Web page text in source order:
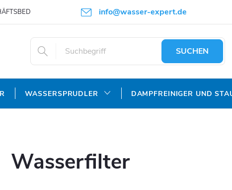
info@wasser-expert.de
DATENSCHUTZERKLÄRUNG
SUCHEN
WASSERSPRUDLER DAMPFREINIGER UND
Wasserfilter